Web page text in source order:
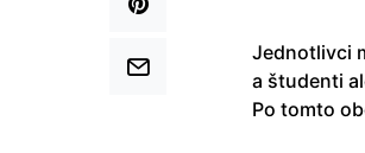
Jednotlivci
a študenti
Po tomto